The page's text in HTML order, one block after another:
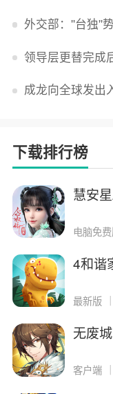
外交部：''台独''
领导层更替完成后，西尔
成龙向全球发出入境游
下载排行榜
慧安
电脑免
4和谐
最新版
无废
客户端